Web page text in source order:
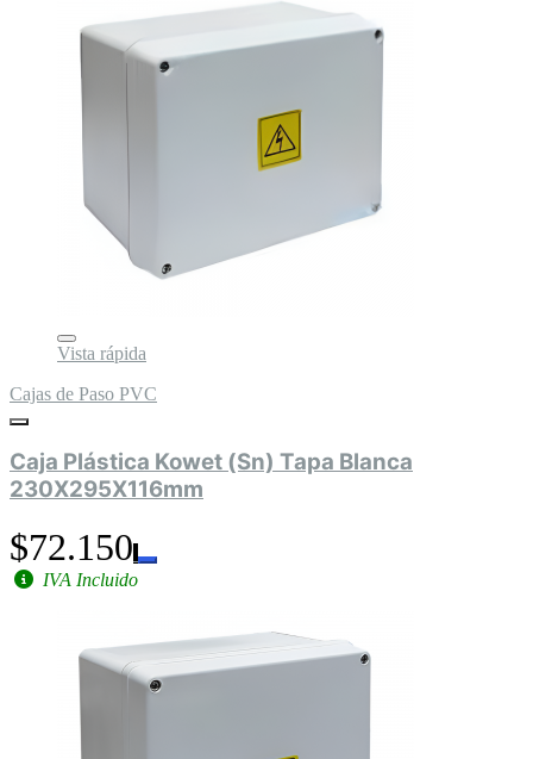
Vista rápida
Cajas de Paso PVC
Caja Plástica Kowet (Sn) Tapa Blanca
230X295X116mm
$72.150
IVA Incluido